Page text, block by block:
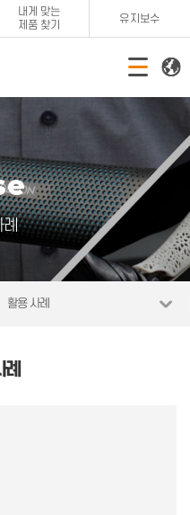
내게 맞는
제품 찾기
유지보수
례
활용 사례
례